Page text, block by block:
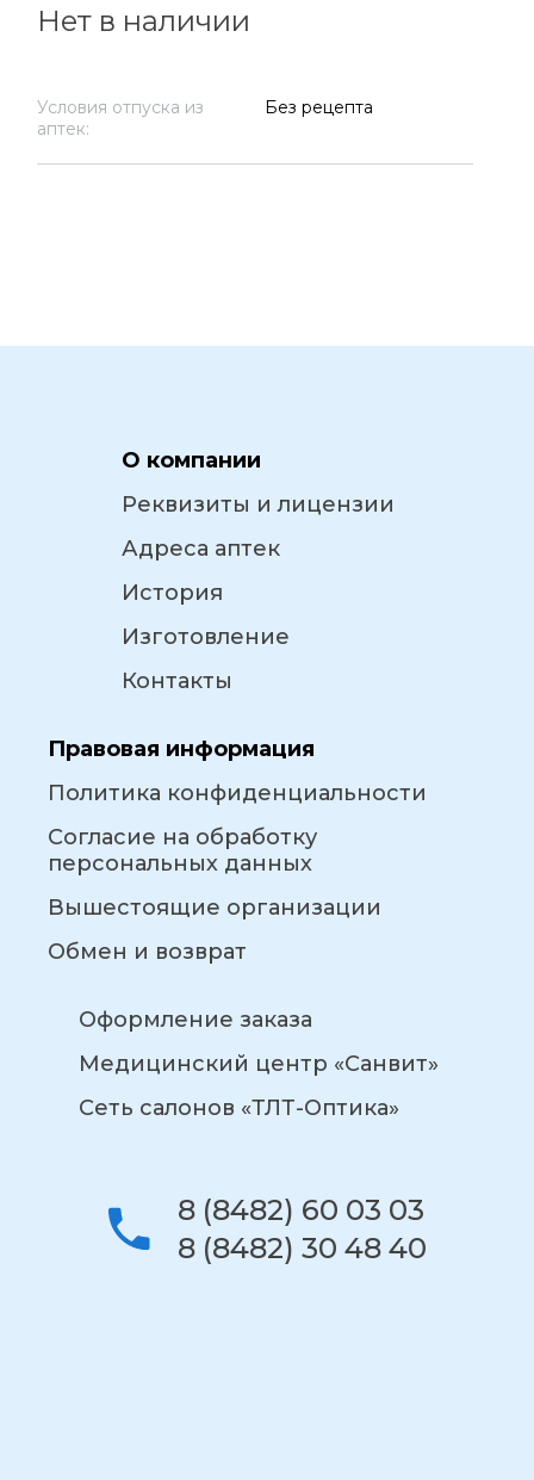
Нет в наличии
Условия отпуска из
аптек:
Без рецепта
О компании
Реквизиты и лицензии
Адреса аптек
История
Изготовление
Контакты
Правовая информация
Политика конфиденциальности
Согласие на обработку
персональных данных
Вышестоящие организации
Обмен и возврат
Оформление заказа
Медицинский центр «Санвит»
Сеть салонов «ТЛТ-Оптика»
8 (8482) 60 03 03
8 (8482) 30 48 40